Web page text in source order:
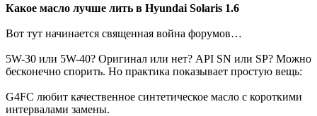
Какое масло лучше лить в Hyundai Solaris 1.6
Вот тут начинается священная война форумов…
5W-30 или 5W-40? Оригинал или нет? API SN или SP? Можно
бесконечно спорить. Но практика показывает простую вещь:
G4FC любит качественное синтетическое масло с короткими
интервалами замены.